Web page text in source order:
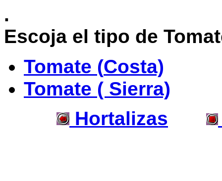
.
Escoja el tipo de
Tomate (Costa)
Tomate ( Sierra)
Hortalizas